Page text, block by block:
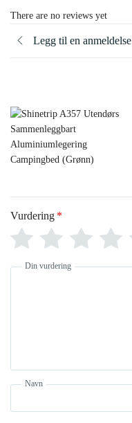
There are no reviews yet
Legg til en anmeldelse
Vurdering *
Din vurdering
Navn